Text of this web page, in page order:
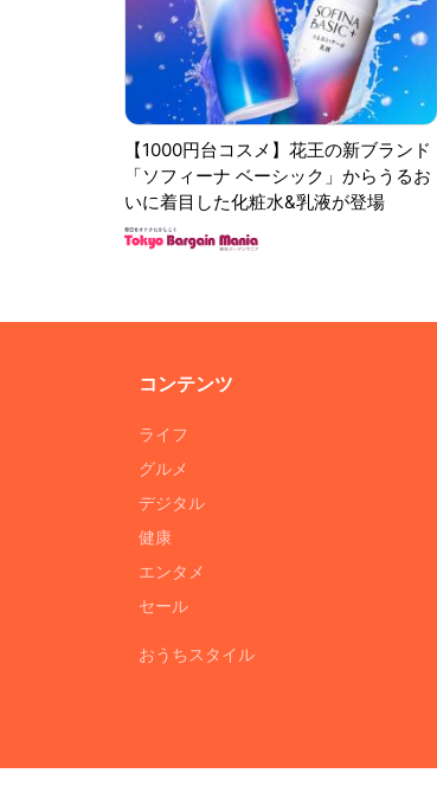
【1000円台コスメ】花王の新ブランド
「ソフィーナ ベーシック」からうるお
いに着目した化粧水&乳液が登場
コンテンツ
ライフ
グルメ
デジタル
健康
エンタメ
セール
おうちスタイル